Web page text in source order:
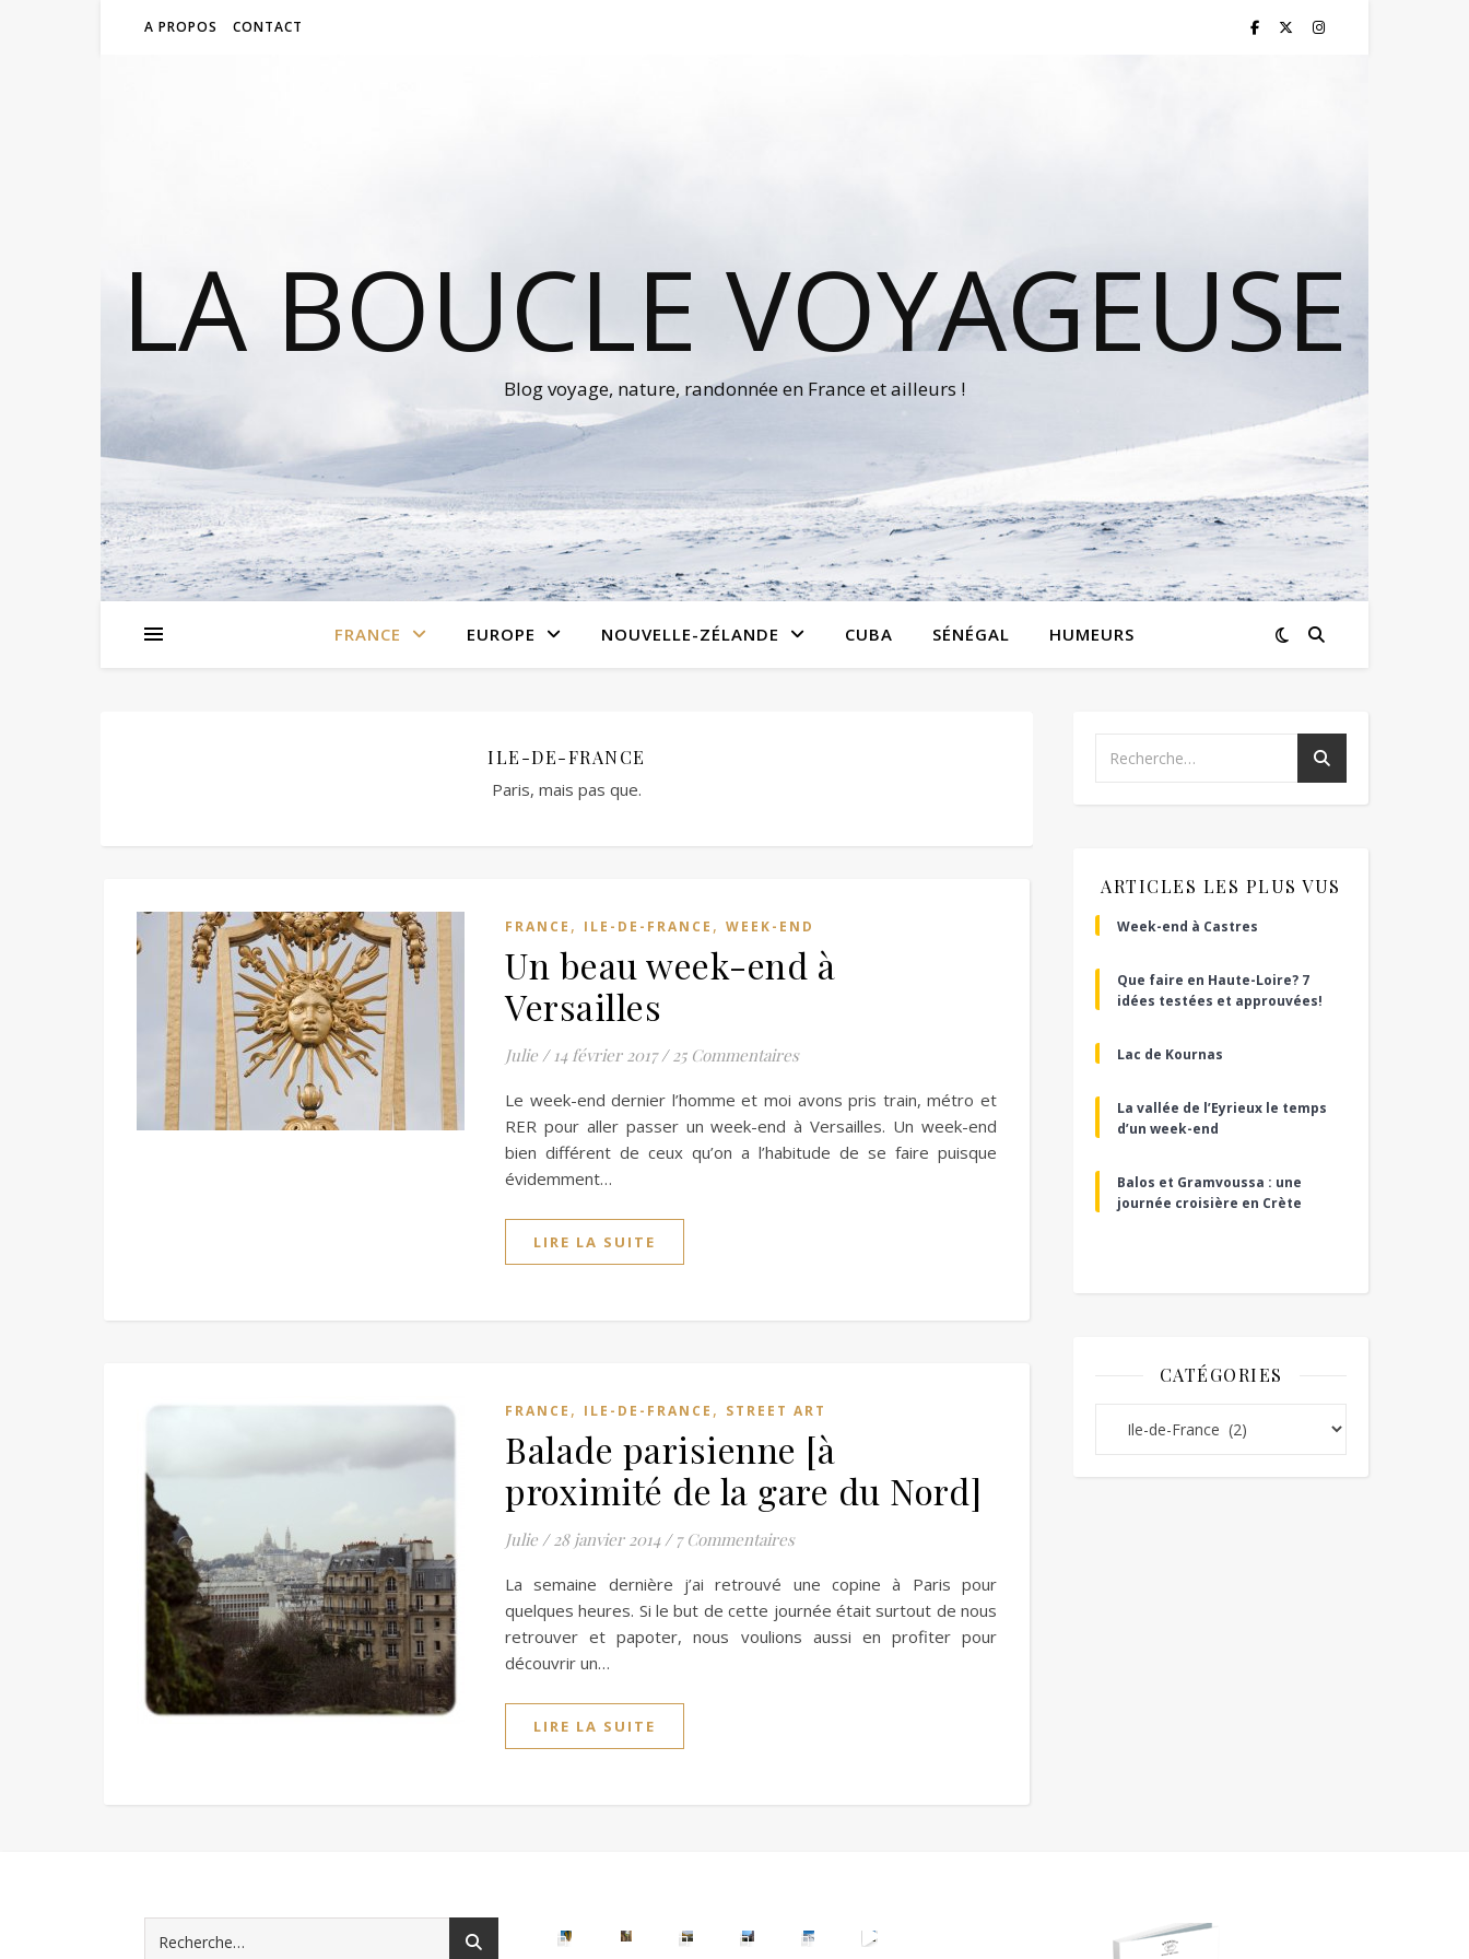
A PROPOS CONTACT
LA BOUCLE VOYAGEUSE
Blog voyage, nature, randonnée en France et ailleurs !
FRANCE EUROPE NOUVELLE-ZÉLANDE CUBA SÉNÉGAL HUMEURS
ILE-DE-FRANCE
Paris, mais pas que.
FRANCE , ILE-DE-FRANCE , WEEK-END
Un beau week-end à
Versailles
Julie / 14 février 2017 / 25 Commentaires
Le week-end dernier l’homme et moi avons pris train, métro et
RER pour aller passer un week-end à Versailles. Un week-end
bien différent de ceux qu’on a l’habitude de se faire puisque
évidemment…
LIRE LA SUITE
FRANCE , ILE-DE-FRANCE , STREET ART
Balade parisienne [à
proximité de la gare du Nord]
Julie / 28 janvier 2014 / 7 Commentaires
La semaine dernière j’ai retrouvé une copine à Paris pour
quelques heures. Si le but de cette journée était surtout de nous
retrouver et papoter, nous voulions aussi en profiter pour
découvrir un…
LIRE LA SUITE
ARTICLES LES PLUS VUS
Week-end à Castres
Que faire en Haute-Loire? 7
idées testées et approuvées!
Lac de Kournas
La vallée de l’Eyrieux le temps
d’un week-end
Balos et Gramvoussa : une
journée croisière en Crète
CATÉGORIES